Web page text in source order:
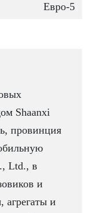
Евро-5
Shaanxi
провинция
Ltd., в
и
агрегаты и